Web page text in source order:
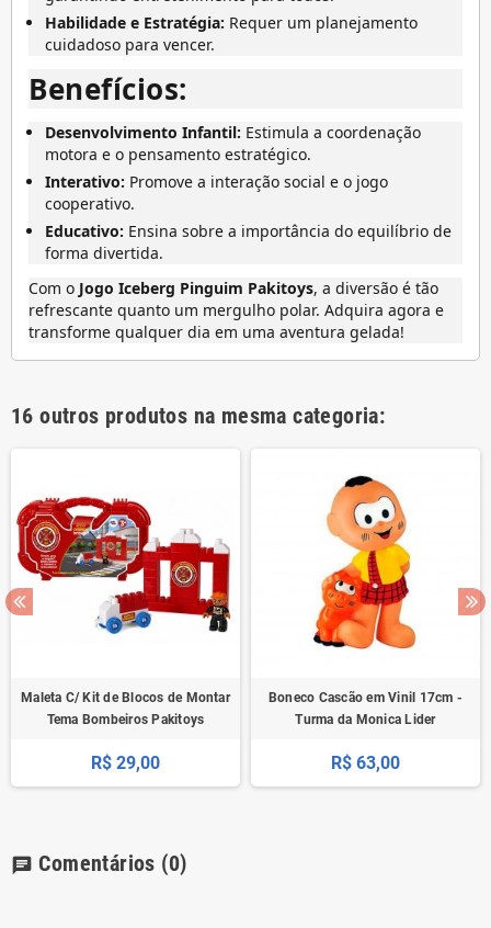
Habilidade e Estratégia: Requer um planejamento
cuidadoso para vencer.
Benefícios:
Desenvolvimento Infantil: Estimula a coordenação
motora e o pensamento estratégico.
Interativo: Promove a interação social e o jogo
cooperativo.
Educativo: Ensina sobre a importância do equilíbrio de
forma divertida.
Com o Jogo Iceberg Pinguim Pakitoys, a diversão é tão
refrescante quanto um mergulho polar. Adquira agora e
transforme qualquer dia em uma aventura gelada!
16 outros produtos na mesma categoria:
Maleta C/ Kit de Blocos de Montar
Tema Bombeiros Pakitoys
R$ 29,00
Boneco Cascão em Vinil 17cm -
Turma da Monica Lider
R$ 63,00
chat Comentários (0)